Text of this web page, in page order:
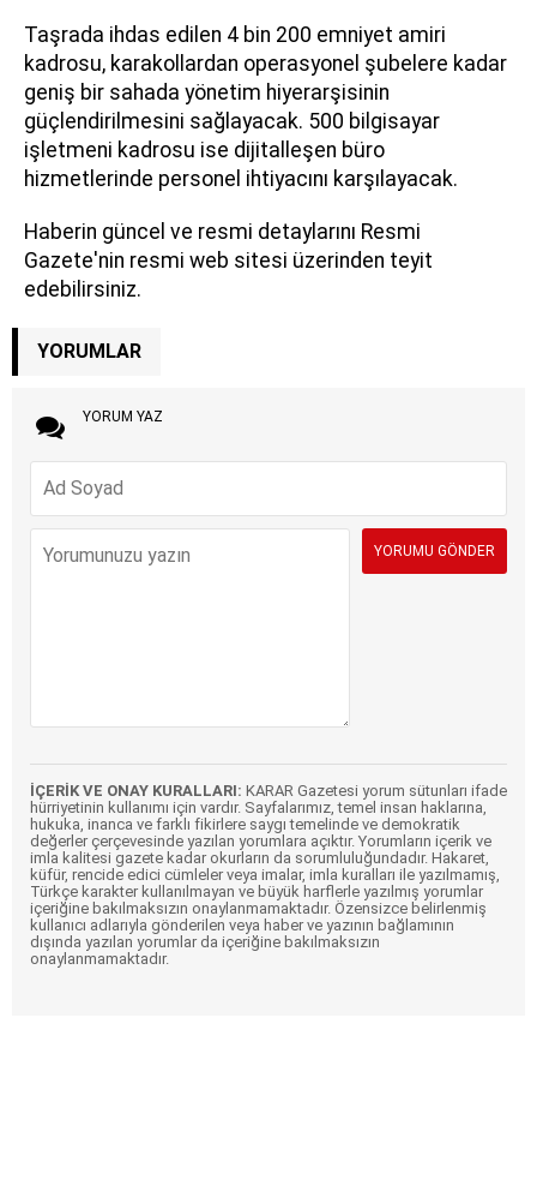
Taşrada ihdas edilen 4 bin 200 emniyet amiri
kadrosu, karakollardan operasyonel şubelere kadar
geniş bir sahada yönetim hiyerarşisinin
güçlendirilmesini sağlayacak. 500 bilgisayar
işletmeni kadrosu ise dijitalleşen büro
hizmetlerinde personel ihtiyacını karşılayacak.
Haberin güncel ve resmi detaylarını Resmi
Gazete'nin resmi web sitesi üzerinden teyit
edebilirsiniz.
YORUMLAR
YORUM YAZ
İÇERİK VE ONAY KURALLARI: KARAR Gazetesi yorum sütunları ifade
hürriyetinin kullanımı için vardır. Sayfalarımız, temel insan haklarına,
hukuka, inanca ve farklı fikirlere saygı temelinde ve demokratik
değerler çerçevesinde yazılan yorumlara açıktır. Yorumların içerik ve
imla kalitesi gazete kadar okurların da sorumluluğundadır. Hakaret,
küfür, rencide edici cümleler veya imalar, imla kuralları ile yazılmamış,
Türkçe karakter kullanılmayan ve büyük harflerle yazılmış yorumlar
içeriğine bakılmaksızın onaylanmamaktadır. Özensizce belirlenmiş
kullanıcı adlarıyla gönderilen veya haber ve yazının bağlamının
dışında yazılan yorumlar da içeriğine bakılmaksızın
onaylanmamaktadır.